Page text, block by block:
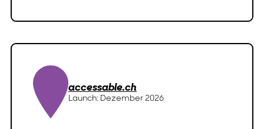
accessable.ch
Launch: Dezember 2026